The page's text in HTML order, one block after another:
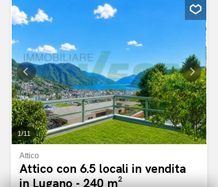
mozzafiato che abbraccia il Golfo di Lugano e l’intero
contesto cittadino. La zona giorno, ampia, luminosa e con
una concezione architettonica di grande respiro, si integra
tra cui una suite padronale elegante e riservata. I cinque
bagni, rifiniti con materiali di pregio e dotati delle più
moderne soluzioni tecniche, offrono un comfort di
altissimo livello. L’edificio è stato realizzato secondo i
criteri più avanzati di sostenibilità e innovazione: pannelli
fotovoltaici, vetri tripli, impianto di pompa di calore
reversibile, predisposizione domotica e colonnine di
ricarica...
1/11
Attico
Attico con 6.5 locali in vendita
in Lugano - 240 m²